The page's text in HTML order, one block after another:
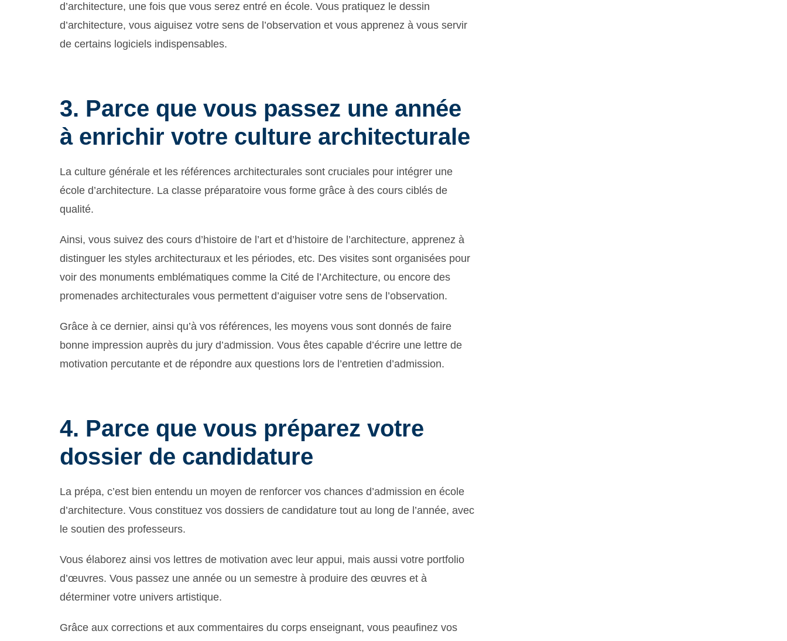
d’architecture, une fois que vous serez entré en école. Vous pratiquez le dessin
d’architecture, vous aiguisez votre sens de l’observation et vous apprenez à vous servir
de certains logiciels indispensables.
3. Parce que vous passez une année
à enrichir votre culture architecturale
La culture générale et les références architecturales sont cruciales pour intégrer une
école d’architecture. La classe préparatoire vous forme grâce à des cours ciblés de
qualité.
Ainsi, vous suivez des cours d’histoire de l’art et d’histoire de l’architecture, apprenez à
distinguer les styles architecturaux et les périodes, etc. Des visites sont organisées pour
voir des monuments emblématiques comme la Cité de l’Architecture, ou encore des
promenades architecturales vous permettent d’aiguiser votre sens de l’observation.
Grâce à ce dernier, ainsi qu’à vos références, les moyens vous sont donnés de faire
bonne impression auprès du jury d’admission. Vous êtes capable d’écrire une lettre de
motivation percutante et de répondre aux questions lors de l’entretien d’admission.
4. Parce que vous préparez votre
dossier de candidature
La prépa, c’est bien entendu un moyen de renforcer vos chances d’admission en école
d’architecture. Vous constituez vos dossiers de candidature tout au long de l’année, avec
le soutien des professeurs.
Vous élaborez ainsi vos lettres de motivation avec leur appui, mais aussi votre portfolio
d’œuvres. Vous passez une année ou un semestre à produire des œuvres et à
déterminer votre univers artistique.
Grâce aux corrections et aux commentaires du corps enseignant, vous peaufinez vos